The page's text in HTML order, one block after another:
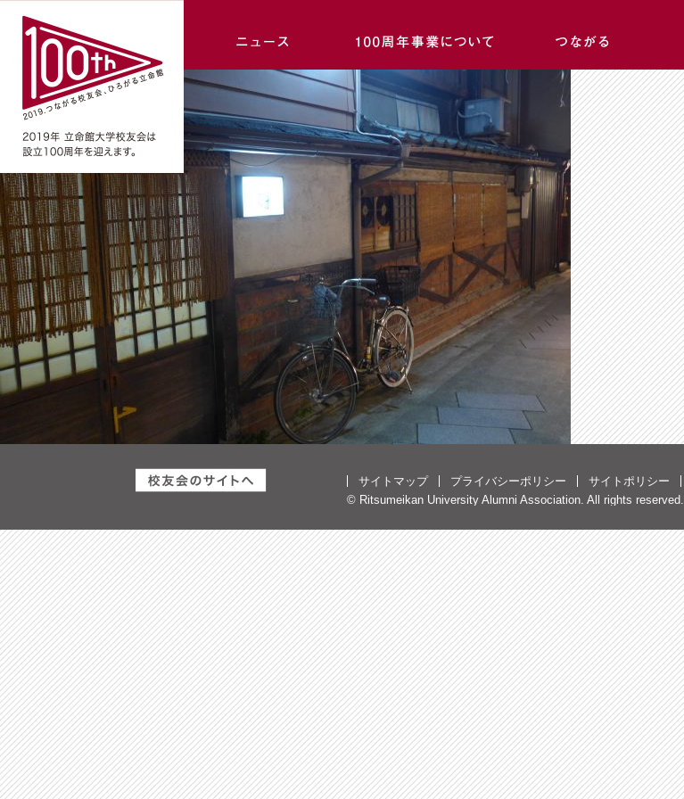
サイトマップ プライバシーポリシー サイトポリシー
© Ritsumeikan University Alumni Association. All rights reserved.